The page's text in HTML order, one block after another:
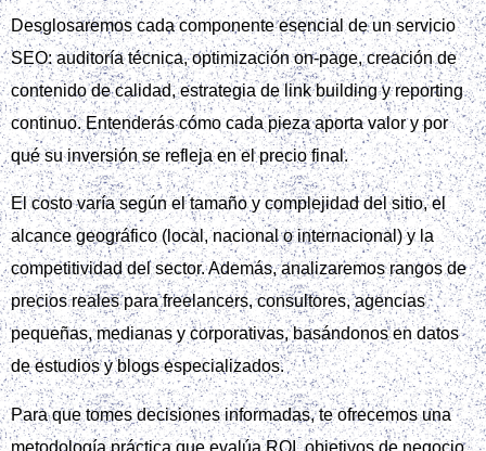
Desglosaremos cada componente esencial de un servicio
SEO: auditoría técnica, optimización on‑page, creación de
contenido de calidad, estrategia de link building y reporting
continuo. Entenderás cómo cada pieza aporta valor y por
qué su inversión se refleja en el precio final.
El costo varía según el tamaño y complejidad del sitio, el
alcance geográfico (local, nacional o internacional) y la
competitividad del sector. Además, analizaremos rangos de
precios reales para freelancers, consultores, agencias
pequeñas, medianas y corporativas, basándonos en datos
de estudios y blogs especializados.
Para que tomes decisiones informadas, te ofrecemos una
metodología práctica que evalúa ROI, objetivos de negocio